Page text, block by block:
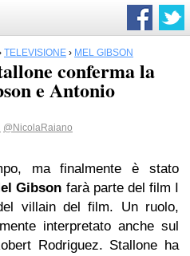
TELEVISIONE › MEL GIBSON
conferma la
e Antonio
@NicolaRaiano
ma finalmente è stato
Gibson farà parte del film I
villain del film. Un ruolo,
interpretato anche sul
Rodriguez. Stallone ha